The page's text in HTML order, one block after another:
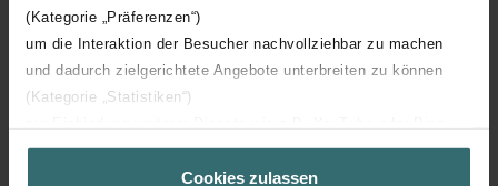
(Kategorie „Präferenzen“)
um die Interaktion der Besucher nachvollziehbar zu machen
und dadurch zielgerichtete Angebote unterbreiten zu können
(Kategorie „Statistiken“)
(Kategorie „Marketing“)
Über „Details zeigen“ bzw. die Datenschutzerklärung erhalten
Cookies zulassen
Die Lieferung erfolgt in der Regel innerhalb von 2-5 Arbeitstagen
43.85
inkl. MwSt.